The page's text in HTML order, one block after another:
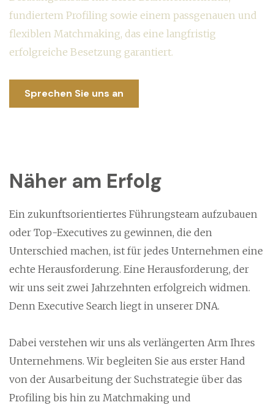
fundiertem Profiling sowie einem passgenauen und
flexiblen Matchmaking, das eine langfristig
erfolgreiche Besetzung garantiert.
Sprechen Sie uns an
Näher am Erfolg
Ein zukunftsorientiertes Führungsteam aufzubauen
oder Top-Executives zu gewinnen, die den
Unterschied machen, ist für jedes Unternehmen eine
echte Herausforderung. Eine Herausforderung, der
wir uns seit zwei Jahrzehnten erfolgreich widmen.
Denn Executive Search liegt in unserer DNA.
Dabei verstehen wir uns als verlängerten Arm Ihres
Unternehmens. Wir begleiten Sie aus erster Hand
von der Ausarbeitung der Suchstrategie über das
Profiling bis hin zu Matchmaking und